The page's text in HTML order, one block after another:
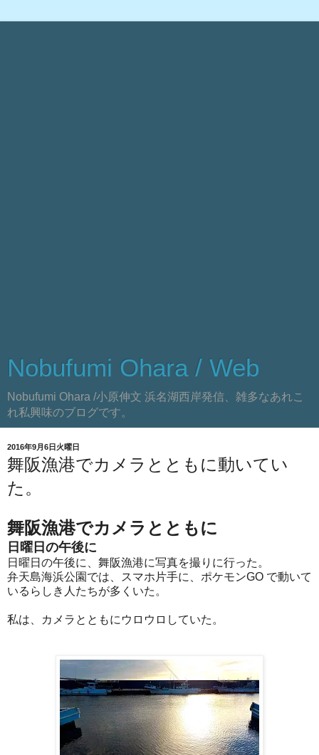
Nobufumi Ohara / Web
Nobufumi Ohara /小原伸文 浜名湖西岸発信、雑多なあれこ
れ私興味のブログです。
2016年9月6日火曜日
舞阪漁港でカメラとともに動いてい
た。
舞阪漁港でカメラとともに
日曜日の午後に
日曜日の午後に、舞阪漁港に写真を撮りに行った。
弁天島海浜公園では、スマホ片手に、ポケモンGO で動いて
いるらしき人たちが多くいた。
私は、カメラとともにウロウロしていた。